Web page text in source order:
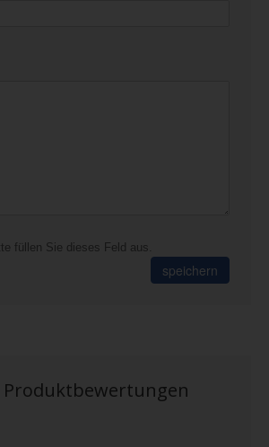
füllen Sie dieses Feld aus.
speichern
Produktbewertungen